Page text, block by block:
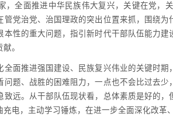
，全面推进中华民族伟大复兴，关键在党，
党治党、治国理政的突出位置来抓，围绕
性的重大问题，指引新时代干部队伍能力
。
全面推进强国建设、民族复兴伟业的关键时
题、战胜的困难阻力，一点也不会比过去
致远。从干部队伍现状看，总体素质是好的
电，主动学习锤炼，在进一步全面深化改革